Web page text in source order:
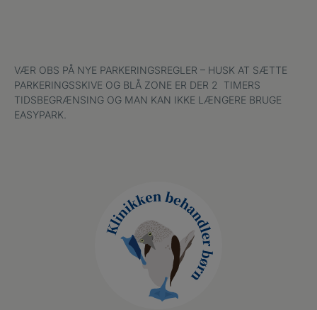
VÆR OBS PÅ NYE PARKERINGSREGLER – HUSK AT SÆTTE
PARKERINGSSKIVE OG BLÅ ZONE ER DER 2 TIMERS
TIDSBEGRÆNSING OG MAN KAN IKKE LÆNGERE BRUGE
EASYPARK.